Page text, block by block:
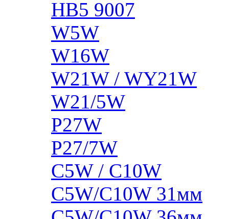
HB5 9007
W5W
W16W
W21W / WY21W
W21/5W
P27W
P27/7W
C5W / C10W
C5W/C10W 31мм